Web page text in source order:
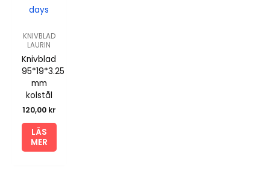
days
KNIVBLAD
LAURIN
Knivblad
95*19*3.25
mm
kolstål
120,00 kr
LÄS
MER